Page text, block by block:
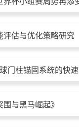
评估与优化策略研究
与黑马崛起》